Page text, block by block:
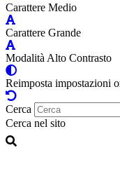
Carattere Medio
Carattere Grande
Modalità Alto Contrasto
Reimposta impostazioni
Cerca
Cerca nel sito